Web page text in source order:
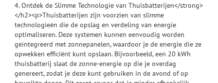
4. Ontdek de Slimme Technologie van Thuisbatterijen</strong>
</h2><p>Thuisbatterijen zijn voorzien van slimme
technologieën die de opslag en verdeling van energie
optimaliseren. Deze systemen kunnen eenvoudig worden
geïntegreerd met zonnepanelen, waardoor je de energie die ze
opwekken efficiënt kunt opslaan. Bijvoorbeeld, een 20 kWh
thuisbatterij slaat de zonne-energie op die je overdag
genereert, zodat je deze kunt gebruiken in de avond of op